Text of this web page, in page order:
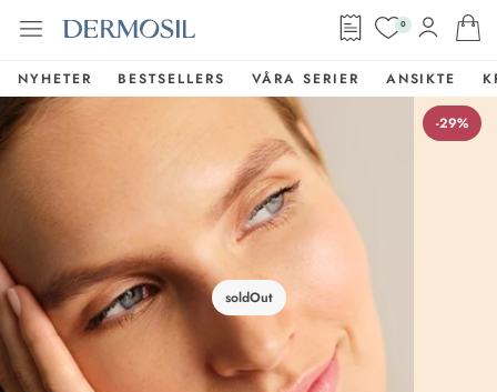
0
NYHETER BESTSELLERS VÅRA SERIER ANSIKTE
soldOut
-29%